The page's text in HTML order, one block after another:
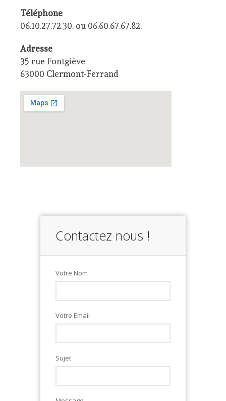
Téléphone
06.10.27.72.30. ou 06.60.67.67.82.
Adresse
35 rue Fontgiève
63000 Clermont-Ferrand
Contactez nous !
Votre Nom
Votre Email
Sujet